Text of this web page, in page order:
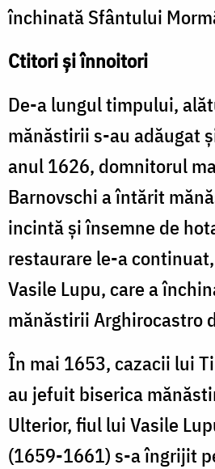
închinată Sfântului
Ctitori și înnoitori
De-a lungul timpului,
mănăstirii s-au adăugat
anul 1626, domnitorul
Barnovschi a întărit
incintă și însemne de
restaurare le-a
Vasile Lupu, care a
mănăstirii Arghirocastro
În mai 1653, cazacii lui
au jefuit biserica
Ulterior, fiul lui Vasile
(1659-1661) s-a îngrijit